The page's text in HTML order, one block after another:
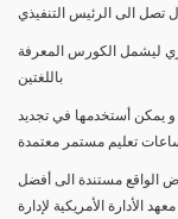
تصل الى الرئيس التنفيذي
ليشمل الكورس المعرفة
باللغتين
يمكن أستخدمها في تجديد
تعليم مستمر معتمدة
مستندة الى أفضل
الأدارة الأمريكية لإدارة